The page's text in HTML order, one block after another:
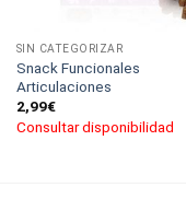
SIN CATEGORIZAR
Snack Funcionales
Articulaciones
2,99€
Consultar disponibilidad